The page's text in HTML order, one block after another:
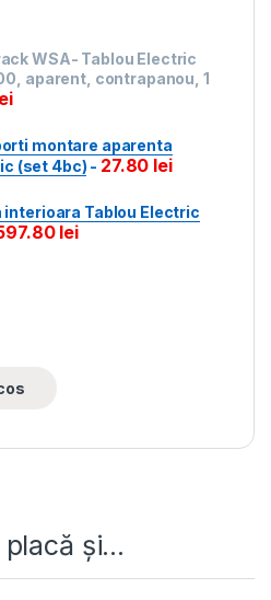
WSA- Tablou Electric
aparent, contrapanou, 1
montare aparenta
(set 4bc) - 27.80 lei
interioara Tablou Electric
lei
și…